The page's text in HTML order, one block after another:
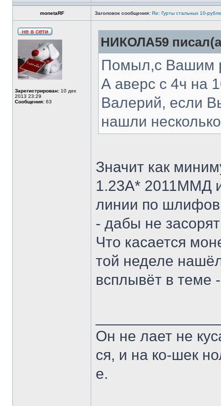
monetaRF Заголовок сообщения: Re: Гурты стальных 10-
Зарегистрирован: 10 дек
2013 23:29
Сообщения: 63
НИКОЛА59
Помыл,с Вашим
А аверс с 4ч на
Валерий, если
нашли
Значит как
1.23А* 2011ММД
линии по
- дабы не
Что касается
той неделе
всплывёт в теме
Он не лает не
ся, и на ко-шек
е.